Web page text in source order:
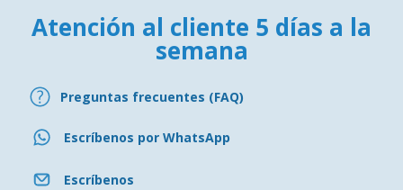
Atención al cliente 5 días a la
semana
Preguntas frecuentes (FAQ)
Escríbenos por WhatsApp
Escríbenos